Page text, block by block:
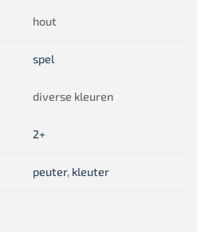
hout
spel
diverse kleuren
2+
peuter, kleuter